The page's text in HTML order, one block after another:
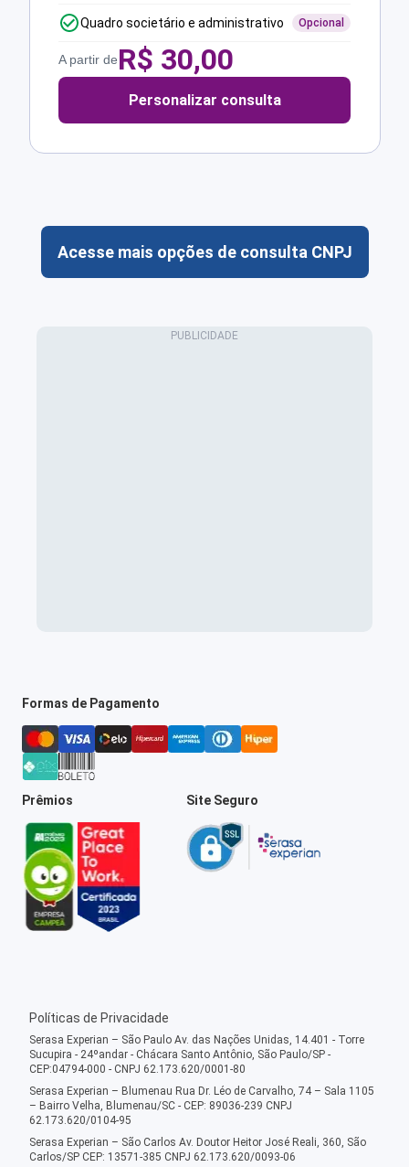
Quadro societário e administrativo Opcional
A partir deR$ 30,00
Personalizar consulta
Acesse mais opções de consulta CNPJ
Formas de Pagamento
Prêmios Site Seguro
Políticas de Privacidade
Serasa Experian – São Paulo Av. das Nações Unidas, 14.401 - Torre
Sucupira - 24ºandar - Chácara Santo Antônio, São Paulo/SP -
CEP:04794-000 - CNPJ 62.173.620/0001-80
Serasa Experian – Blumenau Rua Dr. Léo de Carvalho, 74 – Sala 1105
– Bairro Velha, Blumenau/SC - CEP: 89036-239 CNPJ
62.173.620/0104-95
Serasa Experian – São Carlos Av. Doutor Heitor José Reali, 360, São
Carlos/SP CEP: 13571-385 CNPJ 62.173.620/0093-06